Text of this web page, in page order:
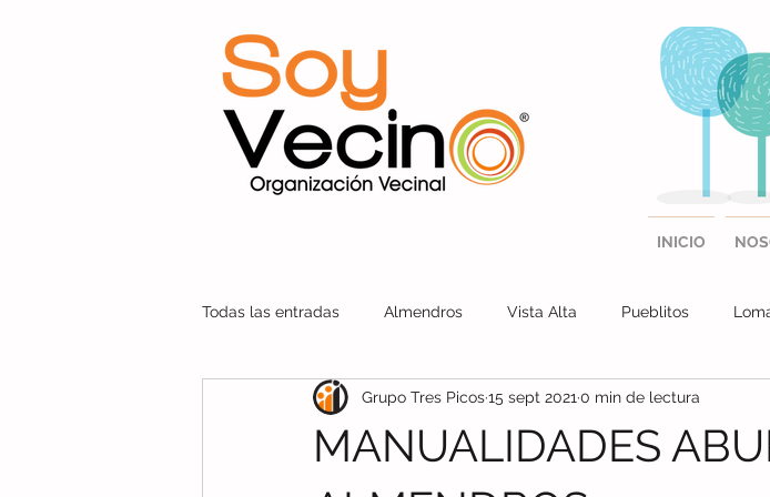
INICIO
Todas las entradas Almendros Vista Alta Pueblitos
Soy Vecino Nuevo León Santa Julia
MANUALIDADES
Grupo Tres Picos15 sept 2021 0 min de lectura